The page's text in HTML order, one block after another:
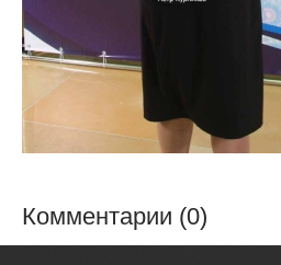
Комментарии (0)